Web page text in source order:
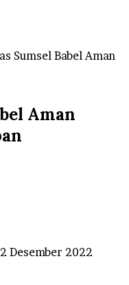
Sumsel Babel Aman
Aman
Desember 2022